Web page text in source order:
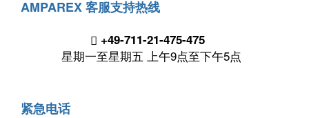
AMPAREX 客服支持热线
+49-711-21-475-475
星期一至星期五 上午9点至下午5点
紧急电话